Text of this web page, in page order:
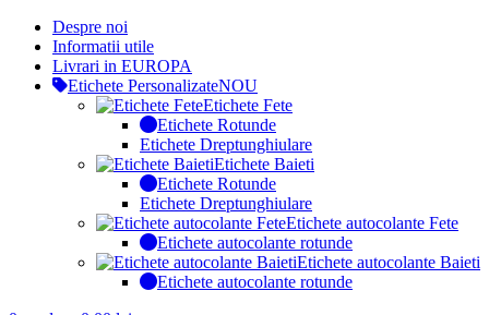
Despre noi
Informatii utile
Livrari in EUROPA
Etichete PersonalizateNOU
Etichete Fete
Etichete Rotunde
Etichete Dreptunghiulare
Etichete Baieti
Etichete Rotunde
Etichete Dreptunghiulare
Etichete autocolante Fete
Etichete autocolante rotunde
Etichete autocolante Baieti
Etichete autocolante rotunde